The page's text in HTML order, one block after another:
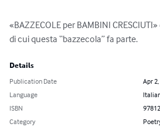
«BAZZECOLE per BAMBINI
di cui questa “bazzecola” fa parte.
Details
Publication Date
Apr
Language
ISBN
Category